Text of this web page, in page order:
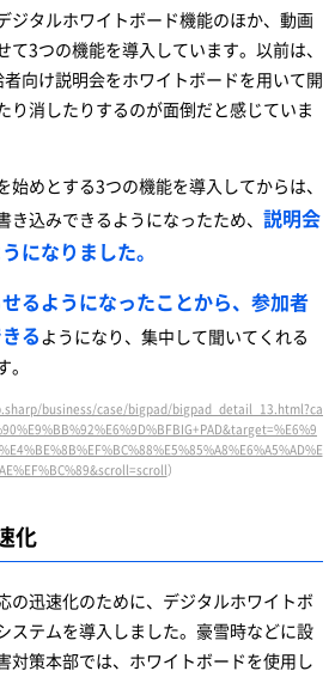
ジタルホワイトボード機能のほか、動画
3つの機能を導入しています。以前は、
向け説明会をホワイトボードを用いて開
り消したりするのが面倒だと感じていま
めとする3つの機能を導入してからは、
込みできるようになったため、 説明会
になりました。
るようになったことから、参加者
るようになり、集中して聞いてくれる
business/case/bigpad/bigpad_detail_13.html?ca
）
化
の迅速化のために、デジタルホワイトボ
ステムを導入しました。豪雪時などに設
対策本部では、ホワイトボードを使用し